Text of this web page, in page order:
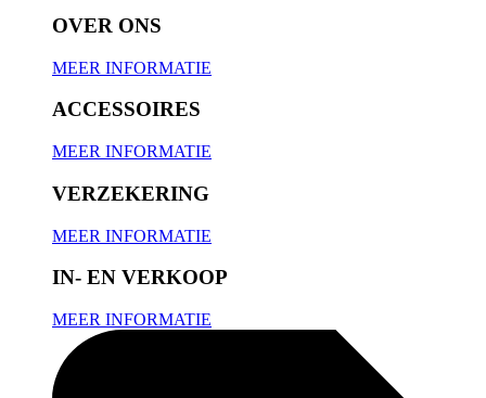
OVER ONS
MEER INFORMATIE
ACCESSOIRES
MEER INFORMATIE
VERZEKERING
MEER INFORMATIE
IN- EN VERKOOP
MEER INFORMATIE